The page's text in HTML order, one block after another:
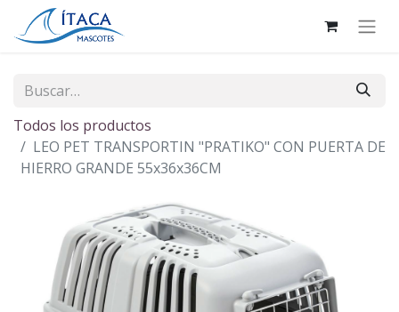
Todos los productos
LEO PET TRANSPORTIN "PRATIKO" CON PUERTA DE
HIERRO GRANDE 55x36x36CM